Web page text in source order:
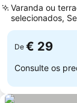
Varanda ou
selecionados,
transporte para
De € 29
Consulte os